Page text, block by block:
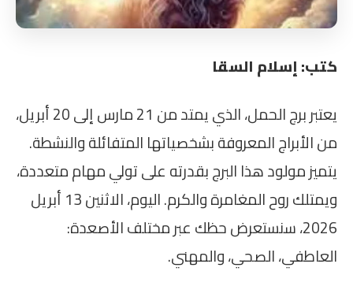
كتب: إسلام السقا
يعتبر برج الحمل، الذي يمتد من 21 مارس إلى 20 أبريل،
من الأبراج المعروفة بشخصياتها المتفائلة والنشطة.
يتميز مولود هذا البرج بقدرته على تولي مهام متعددة،
ويمتلك روح المغامرة والكرم. اليوم، الاثنين 13 أبريل
2026، سنستعرض حظك عبر مختلف الأصعدة:
العاطفي، الصحي، والمهني.